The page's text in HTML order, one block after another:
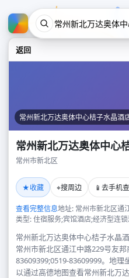
返回
常州新北万达奥体中心桔子水晶酒
常州新北万达奥体中心
常州市新北区
★收藏 ⌖搜周边 📱 去手机
查看完整信息地址: 常州市新北区通
类型: 住宿服务;宾馆酒店;经济型连
常州新北万达奥体中心桔子水晶
常州市新北区通江中路229号友
83609399;0519-83609999。地理
以通过高德地图查看常州新北万